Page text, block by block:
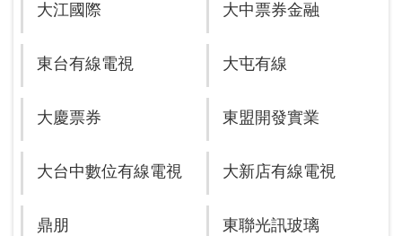
大江國際 大中票券金融
東台有線電視 大屯有線
大慶票券 東盟開發實業
大台中數位有線電視 大新店有線電視
鼎朋 東聯光訊玻璃